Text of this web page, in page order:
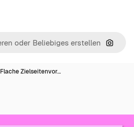
Nach
Flache Zielseitenvor…